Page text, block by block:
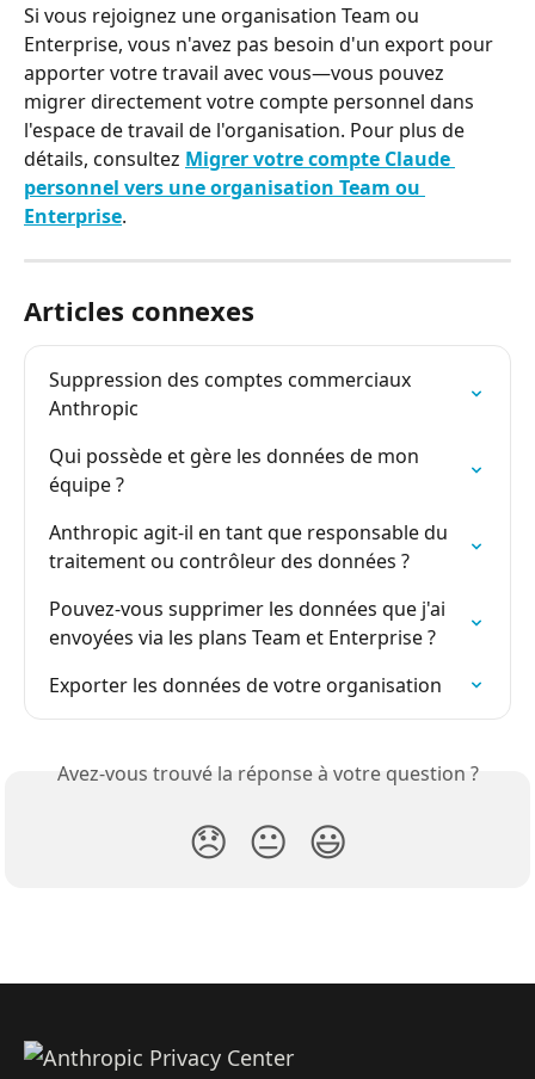
Si vous rejoignez une organisation Team ou
Enterprise, vous n'avez pas besoin d'un export pour
apporter votre travail avec vous—vous pouvez
migrer directement votre compte personnel dans
l'espace de travail de l'organisation. Pour plus de
détails, consultez Migrer votre compte Claude
personnel vers une organisation Team ou
Enterprise.
Articles connexes
Suppression des comptes commerciaux
Anthropic
Qui possède et gère les données de mon
équipe ?
Anthropic agit-il en tant que responsable du
traitement ou contrôleur des données ?
Pouvez-vous supprimer les données que j'ai
envoyées via les plans Team et Enterprise ?
Exporter les données de votre organisation
Avez-vous trouvé la réponse à votre question ?
😞 😐 😃